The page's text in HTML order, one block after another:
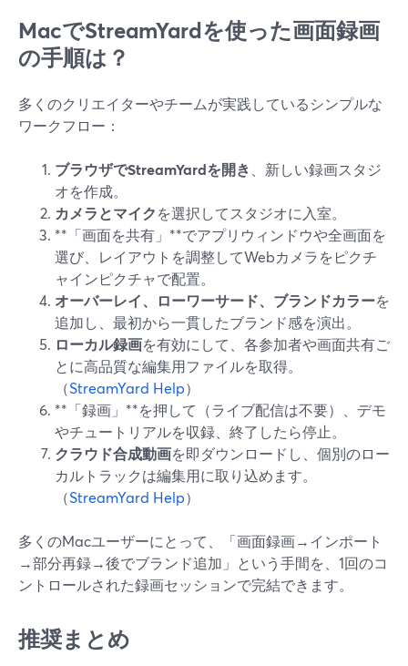
MacでStreamYardを使った画面録画
の手順は？
多くのクリエイターやチームが実践しているシンプルな
ワークフロー：
ブラウザでStreamYardを開き 、新しい録画スタジ
オを作成。
カメラとマイクを選択してスタジオに入室。
**「画面を共有」**でアプリウィンドウや全画面を
選び、レイアウトを調整してWebカメラをピクチ
ャインピクチャで配置。
オーバーレイ、ローワーサード、ブランドカラーを
追加し、最初から一貫したブランド感を演出。
ローカル録画を有効にして、各参加者や画面共有ご
とに高品質な編集用ファイルを取得。
（StreamYard Help）
**「録画」**を押して（ライブ配信は不要）、デモ
やチュートリアルを収録、終了したら停止。
クラウド合成動画を即ダウンロードし、個別のロー
カルトラックは編集用に取り込めます。
（StreamYard Help）
多くのMacユーザーにとって、「画面録画→インポート
→部分再録→後でブランド追加」という手間を、1回のコ
ントロールされた録画セッションで完結できます。
推奨まとめ